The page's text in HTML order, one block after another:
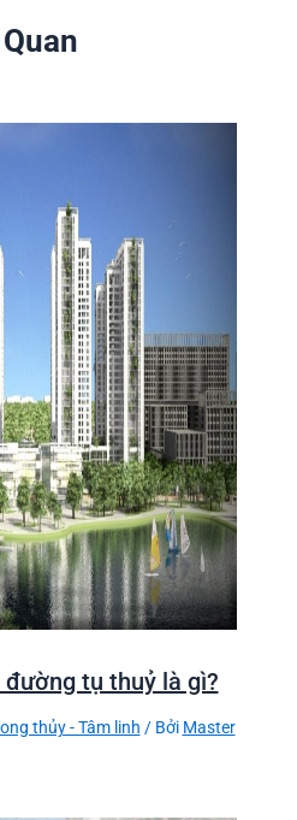
tụ thuỷ là gì?
thủy - Tâm linh / Bởi Master